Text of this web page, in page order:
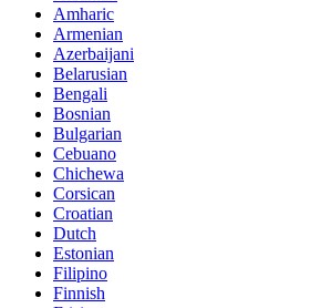
Amharic
Armenian
Azerbaijani
Belarusian
Bengali
Bosnian
Bulgarian
Cebuano
Chichewa
Corsican
Croatian
Dutch
Estonian
Filipino
Finnish